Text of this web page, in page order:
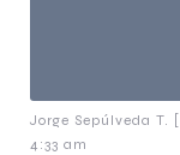
Jorge Sepúlveda T.
4:33 am